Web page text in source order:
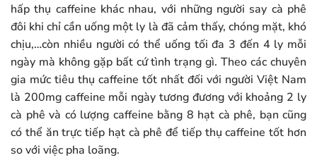
hấp thụ caffeine khác nhau, với những người say cà phê
đôi khi chỉ cần uống một ly là đã cảm thấy, chóng mặt, khó
chịu,…còn nhiều người có thể uống tối đa 3 đến 4 ly mỗi
ngày mà không gặp bất cứ tình trạng gì. Theo các chuyên
gia mức tiêu thụ caffeine tốt nhất đối với người Việt Nam
là 200mg caffeine mỗi ngày tương đương với khoảng 2 ly
cà phê và có lượng caffeine bằng 8 hạt cà phê, bạn cũng
có thể ăn trực tiếp hạt cà phê để tiếp thụ caffeine tốt hơn
so với việc pha loãng.